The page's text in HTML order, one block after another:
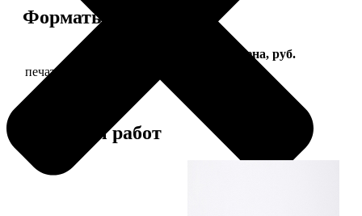
Форматы и цены
Цена, руб.
печать фото на холсте с подрамником
Примеры работ